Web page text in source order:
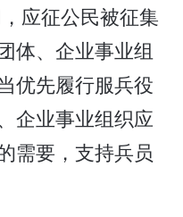
应征公民被征集
体、企业事业组
优先履行服兵役
企业事业组织应
需要，支持兵员